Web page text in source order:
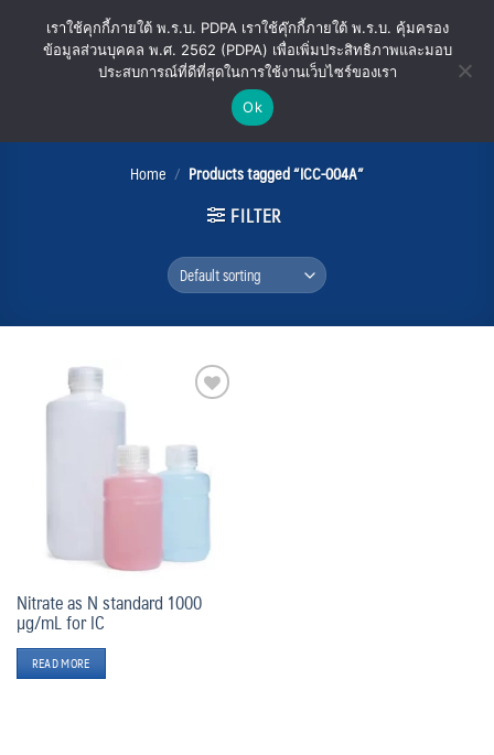
ICC-004A
Home / Products tagged “ICC-004A”
FILTER
wishlist
Nitrate as N standard 1000
µg/mL for IC
READ MORE
เราใช้คุกกี้ภายใต้ พ.ร.บ. PDPA เราใช้คุ๊กกี้ภายใต้ พ.ร.บ. คุ้มครอง
ข้อมูลส่วนบุคคล พ.ศ. 2562 (PDPA) เพื่อเพิ่มประสิทธิภาพและมอบ
ประสบการณ์ที่ดีที่สุดในการใช้งานเว็บไซร์ของเรา
Ok